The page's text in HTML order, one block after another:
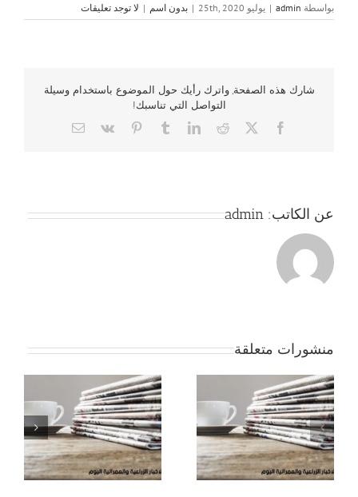
بواسطة admin
| يوليو 25th, 2020 | بدون اسم | لا توجد تعليقات
شارك هذه الصفحة, واترك رأيك حول الموضوع باستخدام وسيلة
التواصل التي تناسبك!
Facebook
X
Reddit
LinkedIn
Tumblr
Pinterest
Vk
Email
عن الكاتب: admin
منشورات متعلقة
جمعية بداية – أخبار
تهمك اليوم 5/12/2023